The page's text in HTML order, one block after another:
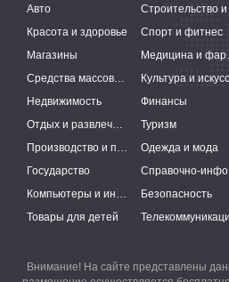
Авто
Красота и здоровье
Спорт и фитнес
Магазины
Средства массовой информации
Недвижимость
Финансы
Отдых и развлечения
Туризм
Производство и поставки
Одежда и мода
Государство
Компьютеры и интернет
Безопасность
Товары для детей
Внимание! На сайте представлены